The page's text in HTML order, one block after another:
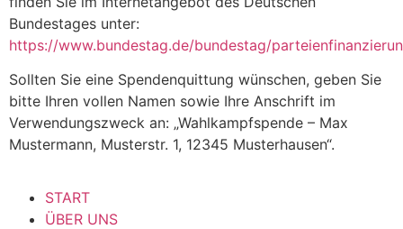
Bundestages unter:
https://www.bundestag.de/bundestag/
Sollten Sie eine Spendenquittung wünschen, geben Sie
bitte Ihren vollen Namen sowie Ihre Anschrift im
Verwendungszweck an: „Wahlkampfspende – Max
Mustermann, Musterstr. 1, 12345 Musterhausen“.
START
ÜBER UNS